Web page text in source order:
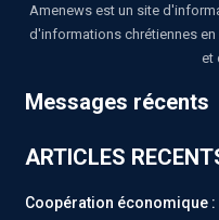
Amenews est un site
d'informations chrétiennes
et
Messages récents
ARTICLES
Coopération économique :